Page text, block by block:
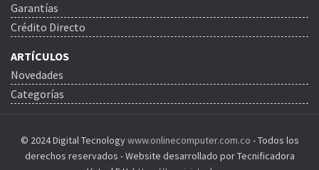
Garantías
Crédito Directo
ARTÍCULOS
Novedades
Categorías
© 2024 Digital Tecnologywww.onlinecomputer.com.co - Todos los
derechos reservados - Website desarrollado por Tecnificadora